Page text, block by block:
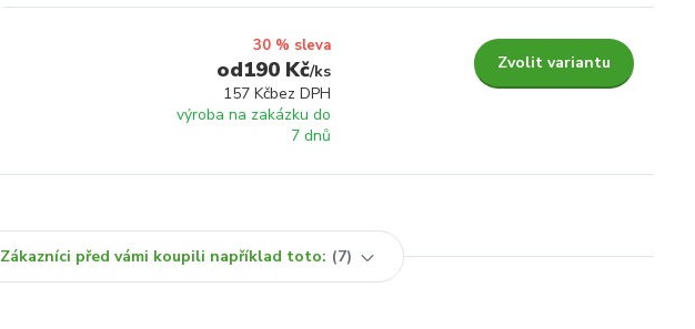
30 % sleva
190 Kč/ks
157 Kčbez DPH
výroba na zakázku do
7 dnů
Zvolit variantu
Zákazníci před vámi koupili například toto: 7